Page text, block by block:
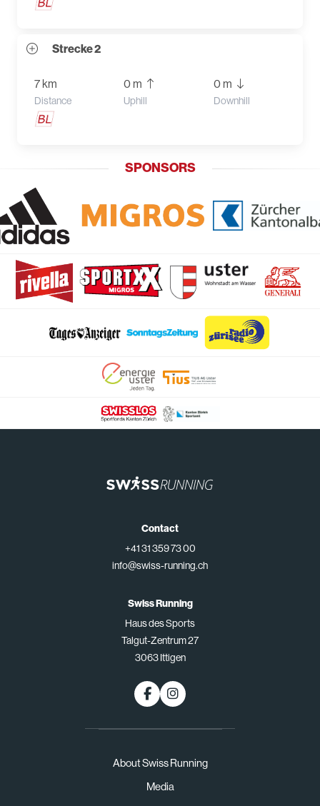
Strecke 2
7 km
Distance
0 m
Uphill
0 m
Downhill
SPONSORS
About Swiss Running
Media
Contact
+41 31 359 73 00
info@swiss-running.ch
Swiss Running
Haus des Sports
Talgut-Zentrum 27
3063 Ittigen